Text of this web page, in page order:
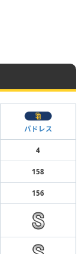
パドレス
4
158
156